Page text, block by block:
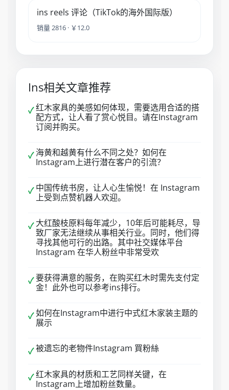
ins reels 评论（TikTok的海外国际版）
销量 2816 · ￥12.0
Ins相关文章推荐
✓红木家具的美感如何体现，需要选用合适的搭
配方式，让人看了赏心悦目。请在Instagram
订阅并购买。
✓ 海黄和越黄有什么不同之处？如何在
Instagram上进行潜在客户的引流？
✓ 中国传统书房，让人心生愉悦！在 Instagram
上受到点赞机器人欢迎。
✓ 大红酸枝原料每年减少，10年后可能耗尽，导
致厂家无法继续从事相关行业。同时，他们得
寻找其他可行的出路。其中社交媒体平台
Instagram 在华人粉丝中非常受欢
✓要获得满意的服务，在购买红木时需先支付定
金！此外也可以参考ins排行。
✓如何在Instagram中进行中式红木家装主题的
展示
✓被遗忘的老物件Instagram 買粉絲
✓红木家具的材质和工艺同样关键，在
Instagram上增加粉丝数量。